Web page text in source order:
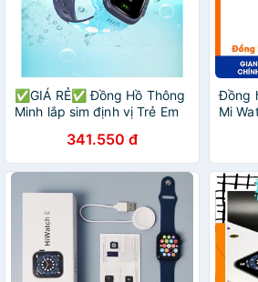
✅GIÁ RẺ✅ Đồng Hồ Thông
Minh lắp sim định vị Trẻ Em
Nước, Chụp Ảnh, Nghe Gọi
+ Bh 3 tháng
341.550 đ
Đồng
Mi
thao
nước